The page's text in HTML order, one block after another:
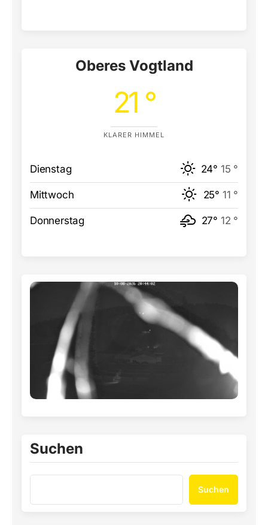
Oberes Vogtland
21 °
KLARER HIMMEL
Dienstag 24° 15 °
Mittwoch 25° 11 °
Donnerstag 27° 12 °
Suchen
Suchen